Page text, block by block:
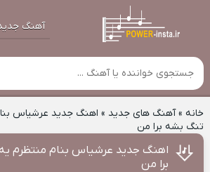
آهنگ
خانه»آهنگ های جدید » اهنگ جدید عرشیاس
تنگ بشه برا من
اهنگ جدید عرشیاس بنام منتظرم
برا من